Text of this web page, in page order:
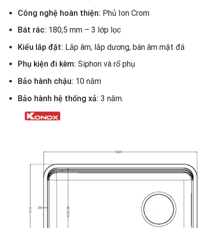
Công nghệ hoàn thiện: Phủ Ion Crom
Bát rác: 180,5 mm – 3 lớp lọc
Kiểu lắp đặt: Lắp âm, lắp dương, bán âm mặt đá
Phụ kiện đi kèm: Siphon và rổ phụ
Bảo hành chậu: 10 năm
Bảo hành hệ thống xả: 3 năm.